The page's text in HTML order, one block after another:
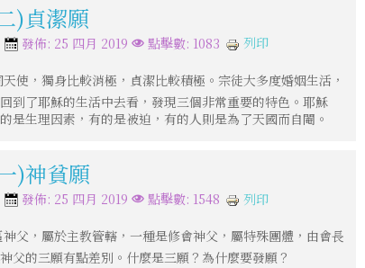
)貞潔願
發佈: 25 四月 2019 點擊數: 1083 列印
使，獨身比較消極，貞潔比較積極。宗徒大多度婚姻生活，
到了耶穌的生活中去看，發現三個非常重要的特色。耶穌
是生理因素，有的是被迫，有的人則是為了天國而自閹。
)神貧願
發佈: 25 四月 2019 點擊數: 1548 列印
父，屬於主教管轄，一種是修會神父，屬特殊團體，由會長
父的三願有點差別。什麼是三願？為什麼要發願？